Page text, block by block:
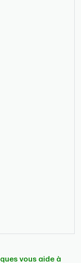
vous aide à